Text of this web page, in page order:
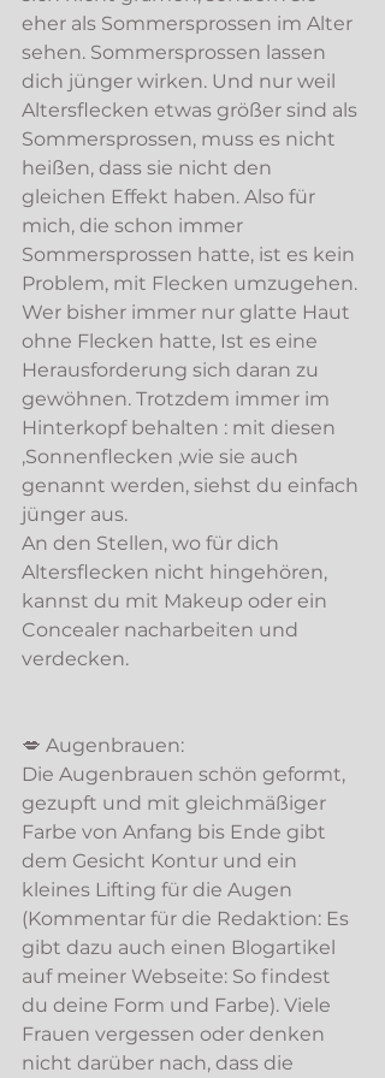
eher als Sommersprossen im Alter
sehen. Sommersprossen lassen
dich jünger wirken. Und nur weil
Altersflecken etwas größer sind als
Sommersprossen, muss es nicht
heißen, dass sie nicht den
gleichen Effekt haben. Also für
mich, die schon immer
Sommersprossen hatte, ist es kein
Problem, mit Flecken umzugehen.
Wer bisher immer nur glatte Haut
ohne Flecken hatte, Ist es eine
Herausforderung sich daran zu
gewöhnen. Trotzdem immer im
Hinterkopf behalten : mit diesen
‚Sonnenflecken ‚wie sie auch
genannt werden, siehst du einfach
jünger aus.
An den Stellen, wo für dich
Altersflecken nicht hingehören,
kannst du mit Makeup oder ein
Concealer nacharbeiten und
verdecken.
💋 Augenbrauen:
Die Augenbrauen schön geformt,
gezupft und mit gleichmäßiger
Farbe von Anfang bis Ende gibt
dem Gesicht Kontur und ein
kleines Lifting für die Augen
(Kommentar für die Redaktion: Es
gibt dazu auch einen Blogartikel
auf meiner Webseite: So findest
du deine Form und Farbe). Viele
Frauen vergessen oder denken
nicht darüber nach, dass die